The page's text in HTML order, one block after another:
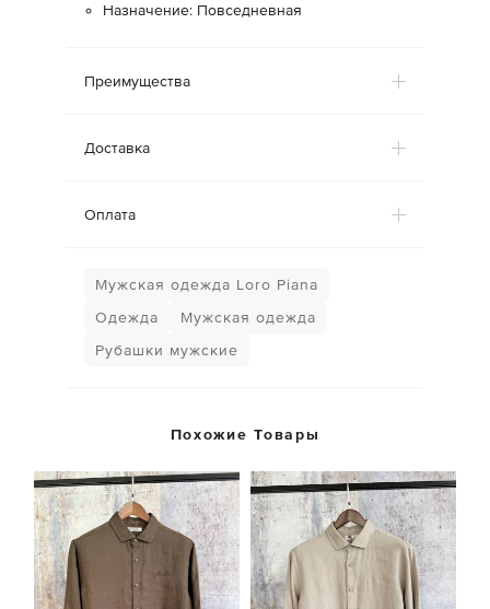
Назначение: Повседневная
Преимущества
Доставка
Оплата
Мужская одежда Loro Piana
Одежда
Мужская одежда
Рубашки мужские
Похожие Товары